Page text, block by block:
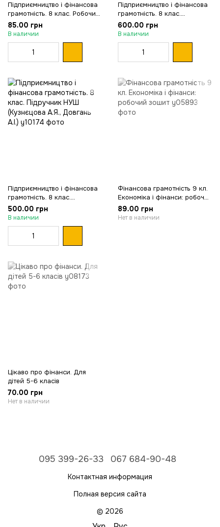
Підприємництво і фінансова
грамотність. 8 клас. Робочий
зошит (до підручника О.
Пластуна, С. Панченка, В.
Панченко С.Ю.)
85.00 грн
В наличии
Підприємництво і фінансова
грамотність. 8 клас.
Підручник НУШ (Пластун
О.Л., Панченко С.Ю., Оверко
600.00 грн
В наличии
Підприємництво і фінансова
грамотність. 8 клас.
Підручник НУШ (Кузнєцова
А.Я., Довгань А.І.)
500.00 грн
В наличии
Фінансова грамотність 9 кл.
Економіка і фінанси: робочий
зошит
89.00 грн
Нет в наличии
Цікаво про фінанси. Для
дітей 5-6 класів
70.00 грн
Нет в наличии
095 399-26-33 067 684-90-48
Контактная информация
Полная версия сайта
© 2026